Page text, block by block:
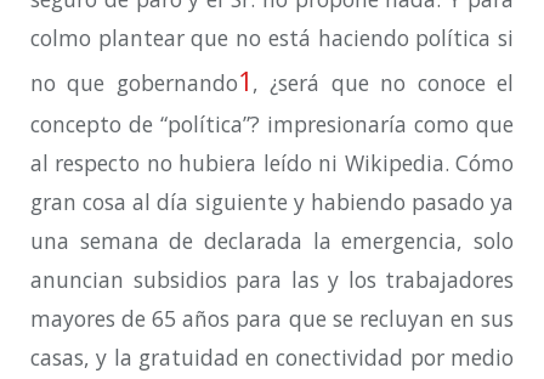
colmo plantear que no está haciendo política si
no que gobernando1 , ¿será que no conoce el
concepto de “política”? impresionaría como que
al respecto no hubiera leído ni Wikipedia. Cómo
gran cosa al día siguiente y habiendo pasado ya
una semana de declarada la emergencia, solo
anuncian subsidios para las y los trabajadores
mayores de 65 años para que se recluyan en sus
casas, y la gratuidad en conectividad por medio